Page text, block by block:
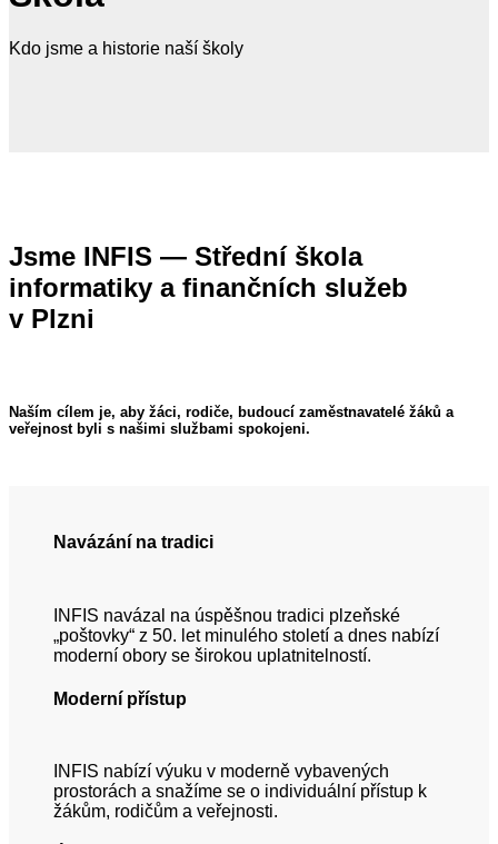
Kdo jsme a historie naší školy
Jsme INFIS — Střední škola
informatiky a finančních služeb
v Plzni
Naším cílem je, aby žáci, rodiče, budoucí zaměstnavatelé žáků a
veřejnost byli s našimi službami spokojeni.
Navázání na tradici
INFIS navázal na úspěšnou tradici plzeňské
„poštovky“ z 50. let minulého století a dnes nabízí
moderní obory se širokou uplatnitelností.
Moderní přístup
INFIS nabízí výuku v moderně vybavených
prostorách a snažíme se o individuální přístup k
žákům, rodičům a veřejnosti.